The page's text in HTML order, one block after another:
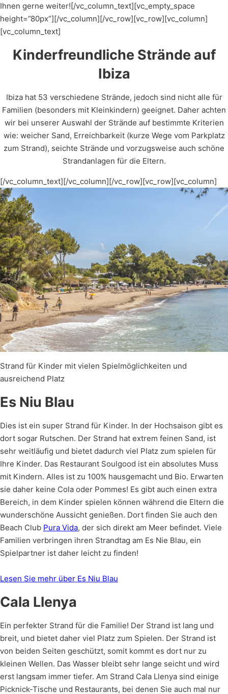
Ihnen gerne weiter![/vc_column_text][vc_empty_space
height=”80px”][/vc_column][/vc_row][vc_row][vc_column]
[vc_column_text]
Kinderfreundliche Strände auf
Ibiza
Ibiza hat 53 verschiedene Strände, jedoch sind nicht alle für
Familien (besonders mit Kleinkindern) geeignet. Daher achten
wir bei unserer Auswahl der Strände auf bestimmte Kriterien
wie: weicher Sand, Erreichbarkeit (kurze Wege vom Parkplatz
zum Strand), seichte Strände und vorzugsweise auch schöne
Strandanlagen für die Eltern.
[/vc_column_text][/vc_column][/vc_row][vc_row][vc_column]
Strand für Kinder mit vielen Spielmöglichkeiten und
ausreichend Platz
Es Niu Blau
Dies ist ein super Strand für Kinder. In der Hochsaison gibt es
dort sogar Rutschen. Der Strand hat extrem feinen Sand, ist
sehr weitläufig und bietet dadurch viel Platz zum spielen für
Ihre Kinder. Das Restaurant Soulgood ist ein absolutes Muss
mit Kindern. Alles ist zu 100% hausgemacht und Bio. Erwarten
sie daher keine Cola oder Pommes! Es gibt auch einen extra
Bereich, in dem Kinder spielen können während die Eltern die
wunderschöne Aussicht genießen. Dort finden Sie auch den
Beach Club Pura Vida, der sich direkt am Meer befindet. Viele
Familien verbringen ihren Strandtag am Es Nie Blau, ein
Spielpartner ist daher leicht zu finden!
Lesen Sie mehr über Es Niu Blau
Cala Llenya
Ein perfekter Strand für die Familie! Der Strand ist lang und
breit, und bietet daher viel Platz zum Spielen. Der Strand ist
von beiden Seiten geschützt, somit kommt es dort nur zu
kleinen Wellen. Das Wasser bleibt sehr lange seicht und wird
erst langsam immer tiefer. Am Strand Cala Llenya sind einige
Picknick-Tische und Restaurants, bei denen Sie auch mal nur